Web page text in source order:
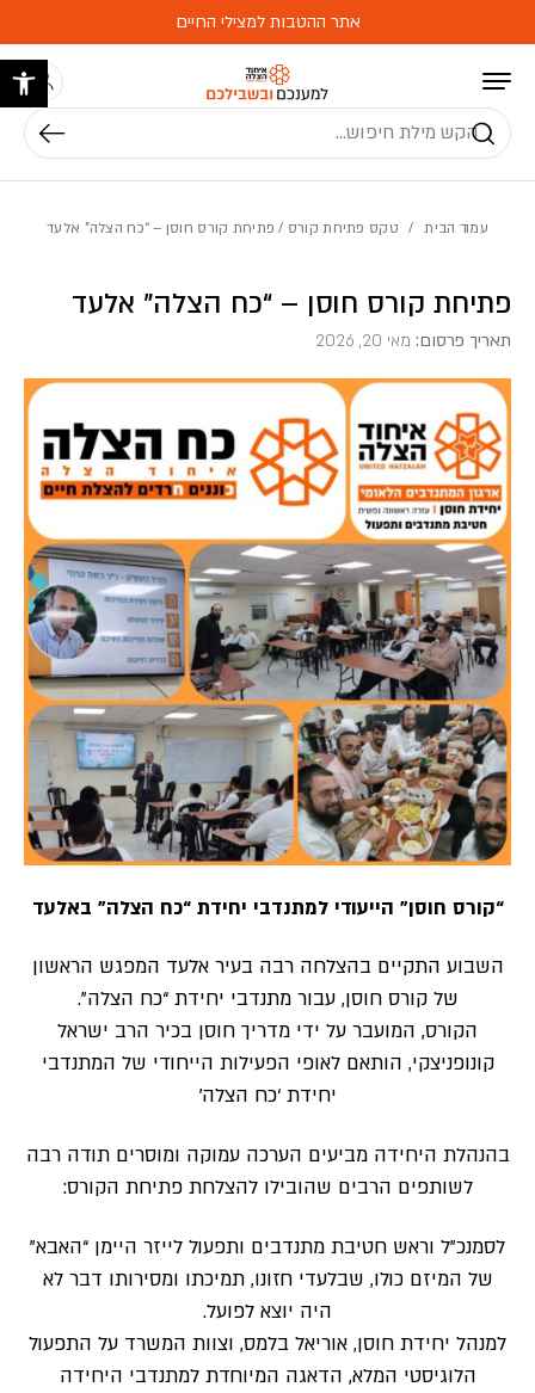
אתר ההטבות למצילי החיים
חיפוש
עמוד הבית / טקס פתיחת קורס / פתיחת קורס חוסן – “כח הצלה” אלעד
פתיחת קורס חוסן – “כח הצלה” אלעד
תאריך פרסום:מאי 20, 2026
“קורס חוסן” הייעודי למתנדבי יחידת “כח הצלה” באלעד
השבוע התקיים בהצלחה רבה בעיר אלעד המפגש הראשון
של קורס חוסן, עבור מתנדבי יחידת “כח הצלה”.
הקורס, המועבר על ידי מדריך חוסן בכיר הרב ישראל
קונופניצקי, הותאם לאופי הפעילות הייחודי של המתנדבי
יחידת ‘כח הצלה’
בהנהלת היחידה מביעים הערכה עמוקה ומוסרים תודה רבה
לשותפים הרבים שהובילו להצלחת פתיחת הקורס:
לסמנכ”ל וראש חטיבת מתנדבים ותפעול לייזר היימן “האבא”
של המיזם כולו, שבלעדי חזונו, תמיכתו ומסירותו דבר לא
היה יוצא לפועל.
למנהל יחידת חוסן, אוריאל בלמס, וצוות המשרד על התפעול
הלוגיסטי המלא, הדאגה המיוחדת למתנדבי היחידה